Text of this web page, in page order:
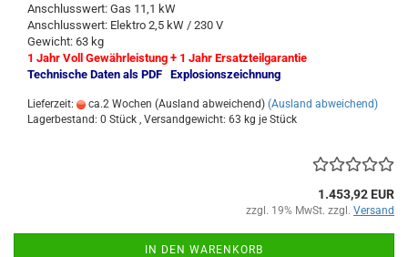
Anschlusswert: Gas 11,1 kW
Anschlusswert: Elektro 2,5 kW / 230 V
Gewicht: 63 kg
1 Jahr Voll Gewährleistung + 1 Jahr Ersatzteilgarantie
Technische Daten als PDF Explosionszeichnung
Lieferzeit: ca.2 Wochen (Ausland abweichend) (Ausland abweichend)
Lagerbestand: 0 Stück , Versandgewicht: 63 kg je Stück
1.453,92 EUR
zzgl. 19% MwSt. zzgl. Versand
IN DEN WARENKORB